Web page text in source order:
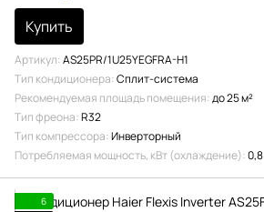
Купить
Артикул AS25PR/1U25YEGFRA-H1
Тип кондиционера Сплит-система
Рекомендуемая площадь помещения до 25 м²
Тип фреона R32
Тип компрессора Инверторный
Потребляемая мощность, кВт (охлаждение) 0,8
6